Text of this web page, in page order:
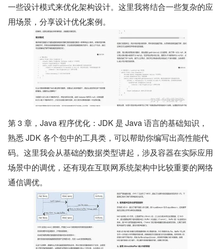
一些设计模式来优化架构设计。这里我将结合一些复杂的应
用场景，分享设计优化案例。
第 3 章，Java 程序优化：JDK 是 Java 语言的基础知识，
熟悉 JDK 各个包中的工具类，可以帮助你编写出高性能代
码。这里我会从基础的数据类型讲起，涉及容器在实际应用
场景中的调优，还有现在互联网系统架构中比较重要的网络
通信调优。